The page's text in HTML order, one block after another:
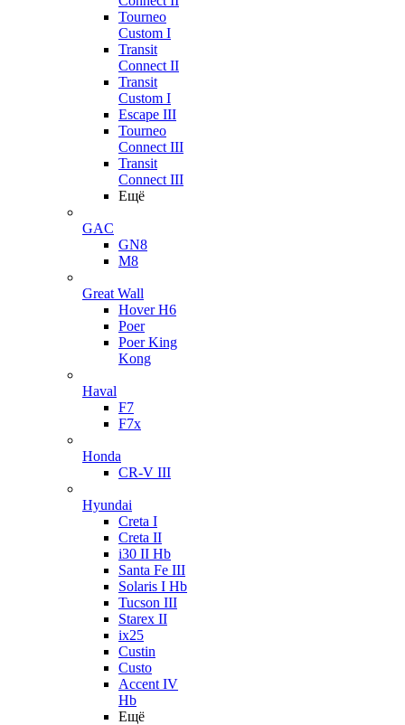
Tourneo
Custom I
Transit
Connect II
Transit
Custom I
Escape III
Tourneo
Connect III
Transit
Connect III
Ещё
GAC
GN8
M8
Great Wall
Hover H6
Poer
Poer King
Kong
Haval
F7
F7x
Honda
CR-V III
Hyundai
Creta I
Creta II
i30 II Hb
Santa Fe III
Solaris I Hb
Tucson III
Starex II
ix25
Custin
Custo
Accent IV
Hb
Ещё